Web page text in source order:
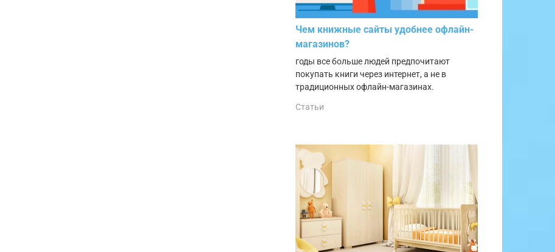
Чем книжные сайты удобнее офлайн-
магазинов?
годы все больше людей предпочитают
покупать книги через интернет, а не в
традиционных офлайн-магазинах.
Статьи